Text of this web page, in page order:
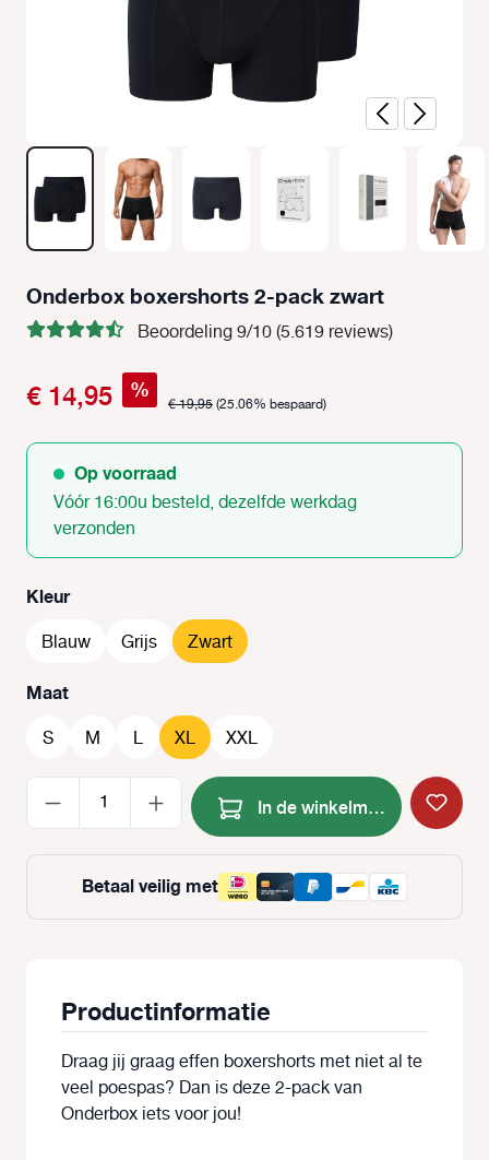
Onderbox boxershorts 2-pack zwart
Beoordeling 9/10 (5.619 reviews)
€ 14,95 % € 19,95(25.06% bespaard)
Op voorraad
Vóór 16:00u besteld, dezelfde werkdag
verzonden
Selecteer
Kleur
Blauw Grijs Zwart
Selecteer
Maat
S M L XL XXL
Producthoeveelheid: Voer
In de winkelmand
Betaal veilig met
Productinformatie
Draag jij graag effen boxershorts met niet al te
veel poespas? Dan is deze 2-pack van
Onderbox iets voor jou!